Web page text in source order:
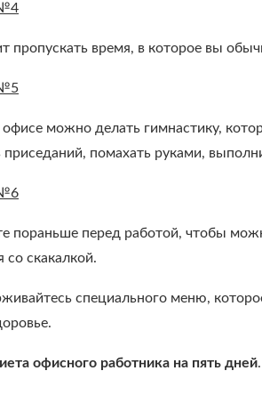
пропускать время, в которое вы
можно делать гимнастику,
приседаний, помахать руками,
пораньше перед работой, чтобы
со скакалкой.
специального меню,
офисного работника на пять дней.